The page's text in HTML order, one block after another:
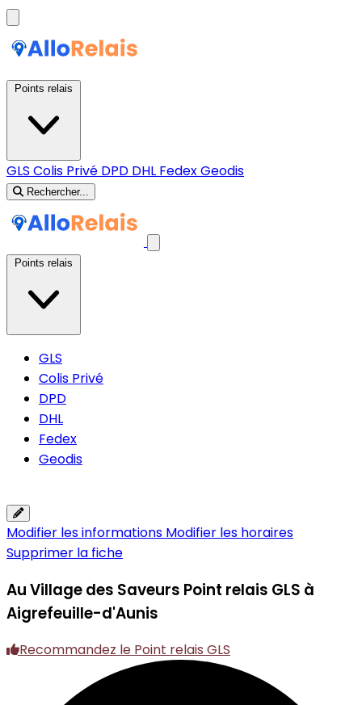
GLS Colis Privé DPD DHL FedexGeodis
Rechercher...
GLS
Colis Privé
DPD
DHL
Fedex
Geodis
Modifier les informations Modifier les horaires
Supprimer la fiche
Au Village des Saveurs Point relais GLS à
Aigrefeuille-d'Aunis
Recommandez le Point relais GLS